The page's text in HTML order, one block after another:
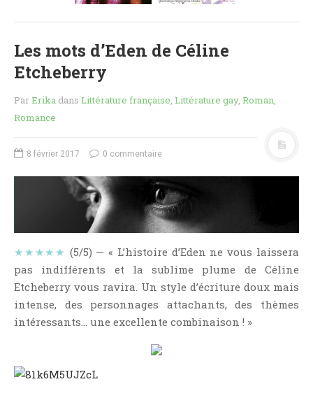
MES CRITIQUES
STEVEN
MES FUTURES
MES CRITIQUES
RENDEZ-VOUS LIVRESQUES
SWAPS & CHALLENGES
LES TAGS
QUI SOMMES-NOUS ?
CONCOURS
CATÉGORIES
Les mots d’Eden de Céline
Etcheberry
ParErika dans Littérature française, Littérature gay, Roman,
Romance
8 février 2017 0 commentaire
★★★★★ (5/5) — « L’histoire d’Eden ne vous laissera
pas indifférents et la sublime plume de Céline
Etcheberry vous ravira. Un style d’écriture doux mais
intense, des personnages attachants, des thèmes
intéressants… une excellente combinaison ! »